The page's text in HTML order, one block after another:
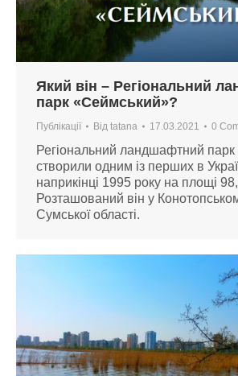
Який він – Регіональний
парк «Сеймський»?
Публікації Від tatana 17.03.2021 0
Регіональний ландшафтний
створили одним із перших в
наприкінці 1995 року на площі
Розташований він у
Сумської області.